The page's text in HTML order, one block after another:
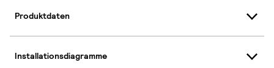
Produktdaten
Installationsdiagramme